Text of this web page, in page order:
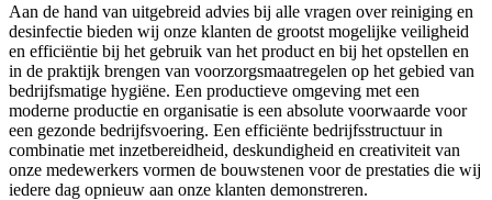
Aan de hand van uitgebreid advies bij alle vragen over reiniging en
desinfectie bieden wij onze klanten de grootst mogelijke veiligheid
en efficiëntie bij het gebruik van het product en bij het opstellen en
in de praktijk brengen van voorzorgsmaatregelen op het gebied van
bedrijfsmatige hygiëne. Een productieve omgeving met een
moderne productie en organisatie is een absolute voorwaarde voor
een gezonde bedrijfsvoering. Een efficiënte bedrijfsstructuur in
combinatie met inzetbereidheid, deskundigheid en creativiteit van
onze medewerkers vormen de bouwstenen voor de prestaties die wij
iedere dag opnieuw aan onze klanten demonstreren.